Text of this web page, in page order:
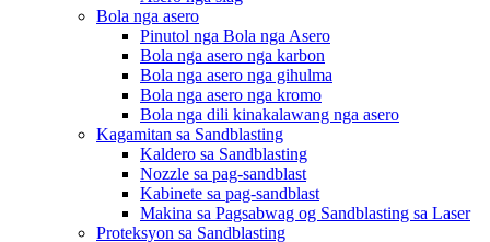
Bola nga asero
Pinutol nga Bola nga Asero
Bola nga asero nga karbon
Bola nga asero nga gihulma
Bola nga asero nga kromo
Bola nga dili kinakalawang nga asero
Kagamitan sa Sandblasting
Kaldero sa Sandblasting
Nozzle sa pag-sandblast
Kabinete sa pag-sandblast
Makina sa Pagsabwag og Sandblasting sa Laser
Proteksyon sa Sandblasting